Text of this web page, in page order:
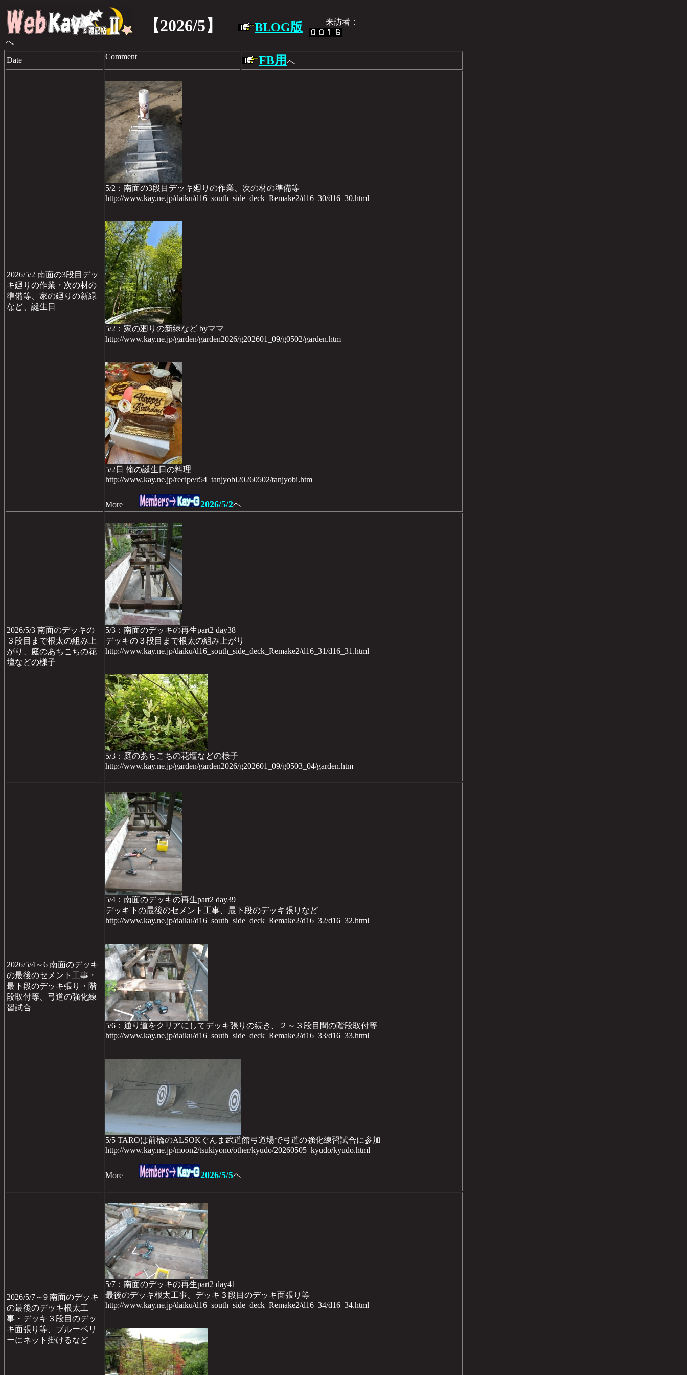
【2026/5】 BLOG版
へ
来訪者：
Date Comment FB用 へ
2026/5/2 南面の3段目デッ
キ廻りの作業・次の材の
準備等、家の廻りの新緑
など、誕生日
5/2：南面の3段目デッキ廻りの作業、次の材の準備等
http://www.kay.ne.jp/daiku/d16_south_side_deck_Remake2/d16_30/d16_30.html
5/2：家の廻りの新緑など byママ
http://www.kay.ne.jp/garden/garden2026/g202601_09/g0502/garden.htm
5/2日 俺の誕生日の料理
http://www.kay.ne.jp/recipe/r54_tanjyobi20260502/tanjyobi.htm
More 2026/5/2ヘ
2026/5/3 南面のデッキの
３段目まで根太の組み上
がり、庭のあちこちの花
壇などの様子
5/3：南面のデッキの再生part2 day38
デッキの３段目まで根太の組み上がり
http://www.kay.ne.jp/daiku/d16_south_side_deck_Remake2/d16_31/d16_31.html
5/3：庭のあちこちの花壇などの様子
http://www.kay.ne.jp/garden/garden2026/g202601_09/g0503_04/garden.htm
2026/5/4～6 南面のデッキ
の最後のセメント工事・
最下段のデッキ張り・階
段取付等、弓道の強化練
習試合
5/4：南面のデッキの再生part2 day39
デッキ下の最後のセメント工事、最下段のデッキ張りなど
http://www.kay.ne.jp/daiku/d16_south_side_deck_Remake2/d16_32/d16_32.html
5/6：通り道をクリアにしてデッキ張りの続き、２～３段目間の階段取付等
http://www.kay.ne.jp/daiku/d16_south_side_deck_Remake2/d16_33/d16_33.html
5/5 TAROは前橋のALSOKぐんま武道館弓道場で弓道の強化練習試合に参加
http://www.kay.ne.jp/moon2/tsukiyono/other/kyudo/20260505_kyudo/kyudo.html
More 2026/5/5ヘ
2026/5/7～9 南面のデッキ
の最後のデッキ根太工
事・デッキ３段目のデッ
キ面張り等、ブルーベリ
ーにネット掛けるなど
5/7：南面のデッキの再生part2 day41
最後のデッキ根太工事、デッキ３段目のデッキ面張り等
http://www.kay.ne.jp/daiku/d16_south_side_deck_Remake2/d16_34/d16_34.html